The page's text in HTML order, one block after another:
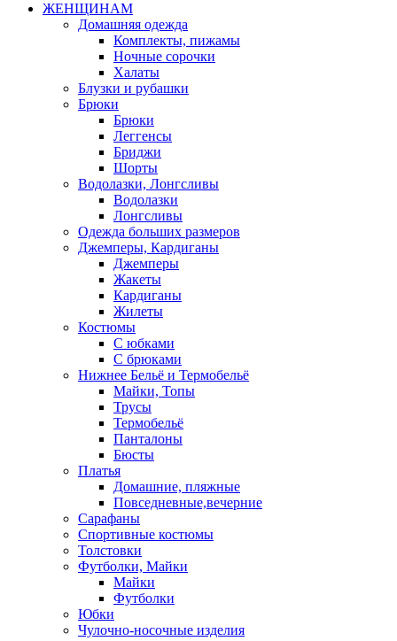
ЖЕНЩИНАМ
Домашняя одежда
Комплекты, пижамы
Ночные сорочки
Халаты
Блузки и рубашки
Брюки
Брюки
Леггенсы
Бриджи
Шорты
Водолазки, Лонгсливы
Водолазки
Лонгсливы
Одежда больших размеров
Джемперы, Кардиганы
Джемперы
Жакеты
Кардиганы
Жилеты
Костюмы
С юбками
С брюками
Нижнее Бельё и Термобельё
Майки, Топы
Трусы
Термобельё
Панталоны
Бюсты
Платья
Домашние, пляжные
Повседневные,вечерние
Сарафаны
Спортивные костюмы
Толстовки
Футболки, Майки
Майки
Футболки
Юбки
Чулочно-носочные изделия